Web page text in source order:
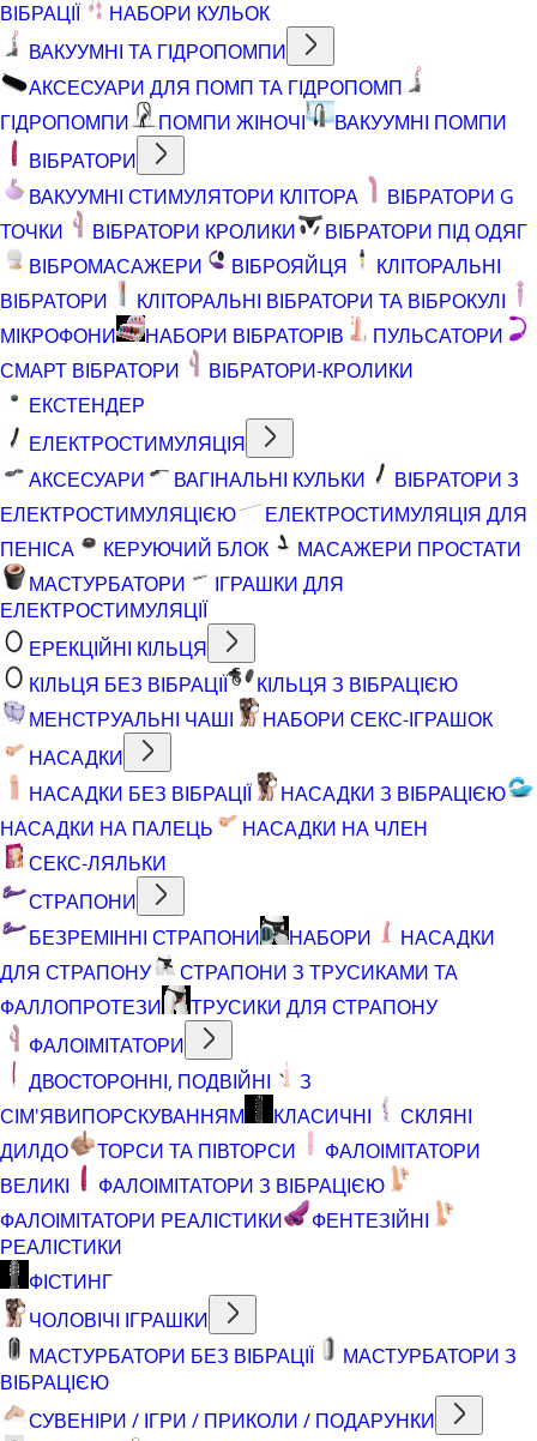
ВІБРАЦІЇ
НАБОРИ КУЛЬОК
ВАКУУМНІ ТА ГІДРОПОМПИ
АКСЕСУАРИ ДЛЯ ПОМП ТА ГІДРОПОМП
ГІДРОПОМПИ
ПОМПИ ЖІНОЧІ
ВАКУУМНІ ПОМПИ
ВІБРАТОРИ
ВАКУУМНІ СТИМУЛЯТОРИ КЛІТОРА
ВІБРАТОРИ G
ТОЧКИ
ВІБРАТОРИ КРОЛИКИ
ВІБРАТОРИ ПІД ОДЯГ
ВІБРОМАСАЖЕРИ
ВІБРОЯЙЦЯ
КЛІТОРАЛЬНІ
ВІБРАТОРИ
КЛІТОРАЛЬНІ ВІБРАТОРИ ТА ВІБРОКУЛІ
МІКРОФОНИ
НАБОРИ ВІБРАТОРІВ
ПУЛЬСАТОРИ
СМАРТ ВІБРАТОРИ
ВІБРАТОРИ-КРОЛИКИ
ЕКСТЕНДЕР
ЕЛЕКТРОСТИМУЛЯЦІЯ
АКСЕСУАРИ
ВАГІНАЛЬНІ КУЛЬКИ
ВІБРАТОРИ З
ЕЛЕКТРОСТИМУЛЯЦІЄЮ
ЕЛЕКТРОСТИМУЛЯЦІЯ ДЛЯ
ПЕНІСА
КЕРУЮЧИЙ БЛОК
МАСАЖЕРИ ПРОСТАТИ
МАСТУРБАТОРИ
ІГРАШКИ ДЛЯ
ЕЛЕКТРОСТИМУЛЯЦІЇ
ЕРЕКЦІЙНІ КІЛЬЦЯ
КІЛЬЦЯ БЕЗ ВІБРАЦІЇ
КІЛЬЦЯ З ВІБРАЦІЄЮ
МЕНСТРУАЛЬНІ ЧАШІ
НАБОРИ СЕКС-ІГРАШОК
НАСАДКИ
НАСАДКИ БЕЗ ВІБРАЦІЇ
НАСАДКИ З ВІБРАЦІЄЮ
НАСАДКИ НА ПАЛЕЦЬ
НАСАДКИ НА ЧЛЕН
СЕКС-ЛЯЛЬКИ
СТРАПОНИ
БЕЗРЕМІННІ СТРАПОНИ
НАБОРИ
НАСАДКИ
ДЛЯ СТРАПОНУ
СТРАПОНИ З ТРУСИКАМИ ТА
ФАЛЛОПРОТЕЗИ
ТРУСИКИ ДЛЯ СТРАПОНУ
ФАЛОІМІТАТОРИ
ДВОСТОРОННІ, ПОДВІЙНІ
З
СІМ'ЯВИПОРСКУВАННЯМ
КЛАСИЧНІ
СКЛЯНІ
ДИЛДО
ТОРСИ ТА ПІВТОРСИ
ФАЛОІМІТАТОРИ
ВЕЛИКІ
ФАЛОІМІТАТОРИ З ВІБРАЦІЄЮ
ФАЛОІМІТАТОРИ РЕАЛІСТИКИ
ФЕНТЕЗІЙНІ
РЕАЛІСТИКИ
ФІСТИНГ
ЧОЛОВІЧІ ІГРАШКИ
МАСТУРБАТОРИ БЕЗ ВІБРАЦІЇ
МАСТУРБАТОРИ З
ВІБРАЦІЄЮ
СУВЕНІРИ / ІГРИ / ПРИКОЛИ / ПОДАРУНКИ